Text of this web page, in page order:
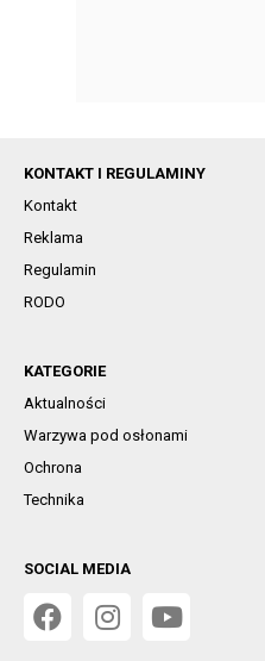
KONTAKT I REGULAMINY
Kontakt
Reklama
Regulamin
RODO
KATEGORIE
Aktualności
Warzywa pod osłonami
Ochrona
Technika
SOCIAL MEDIA